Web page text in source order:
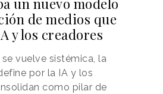
de medios que
y los creadores
vuelve sistémica, la
por la IA y los
como pilar de